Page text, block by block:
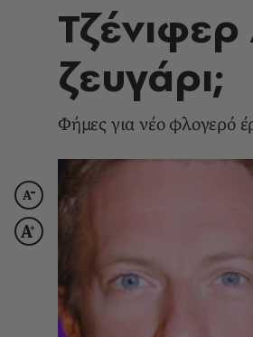
Τζένιφερ
ζευγάρι;
Φήμες για νέο φλογερό